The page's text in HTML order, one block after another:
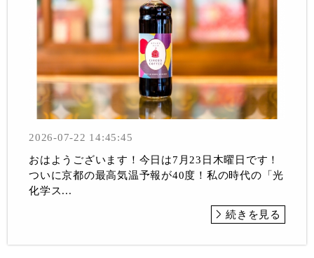
2026-07-22 14:45:45
おはようございます！今日は7月23日木曜日です！
ついに京都の最高気温予報が40度！私の時代の「光
化学ス...
続きを見る